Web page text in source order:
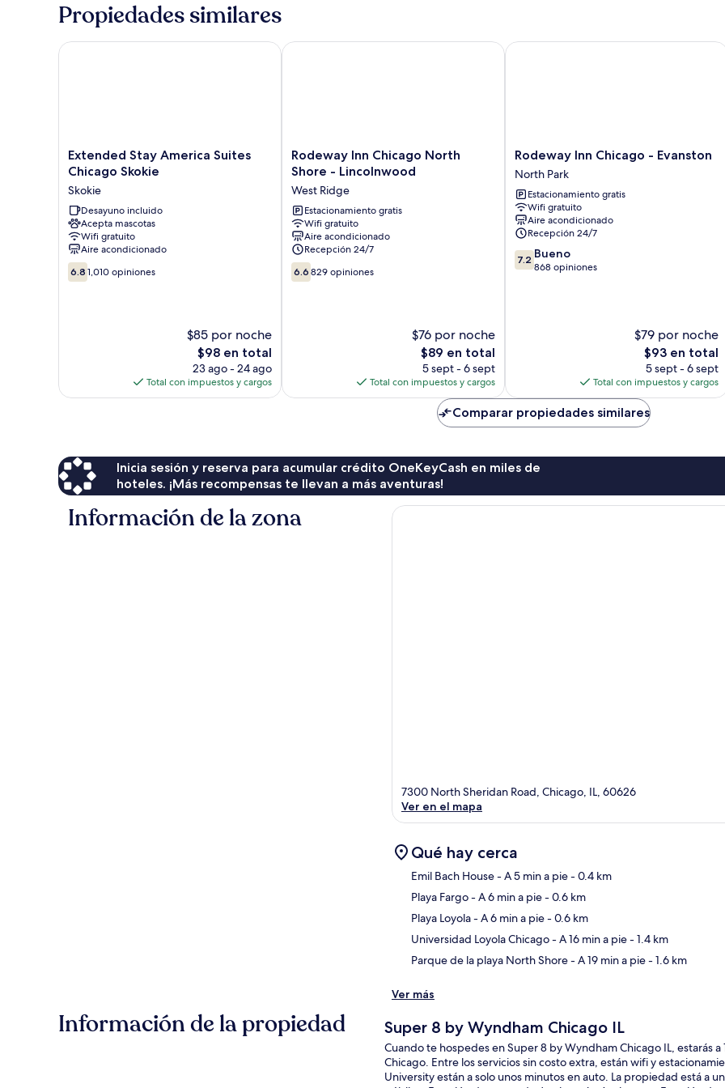
Room,
Non-
Smoking
Mobility
Accessible
Room,
Propiedades similares
Extended
Stay
America
Suites
Chicago
Skokie
Skokie
Extended Stay America Suites
Chicago Skokie
Skokie
Desayuno incluido
Acepta mascotas
Wifi gratuito
Aire acondicionado
6.8
de
6.8 1,010 opiniones
$85 por noche
El
precio
actual
es
$98 en total
23 ago - 24 ago
Total con impuestos y cargos
Extended Stay America Suites Chicago Skokie
Rodeway
Inn
North
Shore
-
Lincolnwood
West
Ridge
Rodeway Inn Chicago North
Shore - Lincolnwood
West Ridge
Estacionamiento gratis
Wifi gratuito
Aire acondicionado
Recepción 24/7
6.6
de
6.6 829 opiniones
$76 por noche
El
precio
actual
es
$89
$89 en total
5 sept - 6 sept
Total con impuestos y cargos
Rodeway Inn Chicago North Shore - Lincolnwood
Rodeway
Inn
Chicago
-
Evanston
North
Park
Rodeway Inn Chicago - Evanston
North Park
Estacionamiento gratis
Wifi gratuito
Aire acondicionado
Recepción 24/7
7.2
de
7.2 Bueno
868 opiniones
$79 por noche
El
precio
actual
es
de
$93
$93 en total
5 sept - 6 sept
Total con impuestos y cargos
Rodeway Inn Chicago - Evanston
Comparar propiedades similares
Inicia sesión y reserva para acumular crédito OneKeyCash en miles de
hoteles. ¡Más recompensas te llevan a más aventuras!
Información de la zona
7300 North Sheridan Road, Chicago, IL, 60626
Ver en el mapa
Qué hay cerca
Emil Bach House- A 5 min a pie- 0.4 km
Playa Fargo- A 6 min a pie- 0.6 km
Playa Loyola- A 6 min a pie- 0.6 km
Universidad Loyola Chicago- A 16 min a pie- 1.4 km
Parque de la playa North Shore- A 19 min a pie- 1.6 km
Ver más
Información de la propiedad Super 8 by Wyndham Chicago IL
Cuando te hospedes en Super 8 by Wyndham Chicago IL, estarás
Chicago. Entre los servicios sin costo extra, están wifi y
University están a solo unos minutos en auto. La propiedad está a